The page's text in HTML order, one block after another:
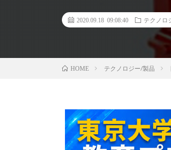
2020.09.18 09:08:40 テクノロ
HOME テクノロジー/製品